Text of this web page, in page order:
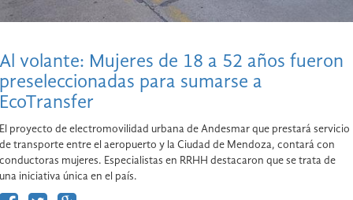
Al volante: Mujeres de 18 a 52 años fueron
preseleccionadas para sumarse a
EcoTransfer
El proyecto de electromovilidad urbana de Andesmar que prestará servicio
de transporte entre el aeropuerto y la Ciudad de Mendoza, contará con
conductoras mujeres. Especialistas en RRHH destacaron que se trata de
una iniciativa única en el país.